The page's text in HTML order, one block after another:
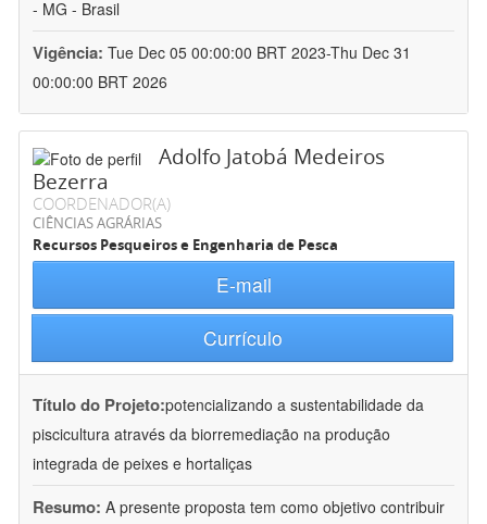
- MG - Brasil
Vigência: Tue Dec 05 00:00:00 BRT 2023-Thu Dec 31
00:00:00 BRT 2026
Adolfo Jatobá Medeiros
Bezerra
COORDENADOR(A)
CIÊNCIAS AGRÁRIAS
Recursos Pesqueiros e Engenharia de Pesca
E-mail
Currículo
Título do Projeto:potencializando a sustentabilidade da
piscicultura através da biorremediação na produção
integrada de peixes e hortaliças
Resumo: A presente proposta tem como objetivo contribuir